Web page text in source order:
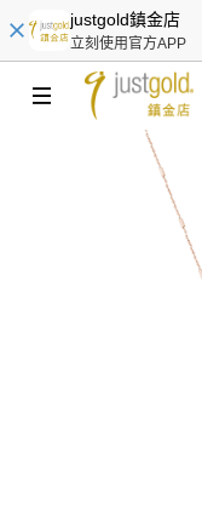
justgold鎮金店
立刻使用官方APP